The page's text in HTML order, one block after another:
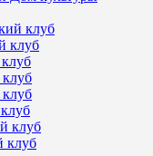
клуб
клуб
клуб
клуб